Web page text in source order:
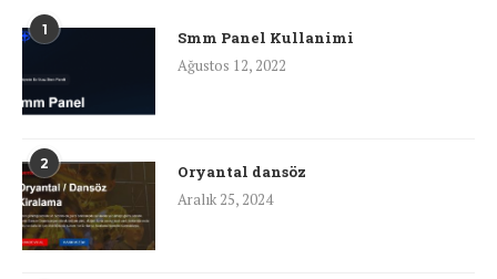
1
Smm Panel Kullanimi
Ağustos 12, 2022
2
Oryantal dansöz
Aralık 25, 2024